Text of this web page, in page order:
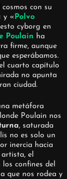
con su
y « Polvo
cyborg en
Poulain ha
firme, aunque
esperábamos.
cuarto capítulo
no apunta
ciudad.
metáfora
Poulain nos
, saturada
no es solo un
inercia hacia
el
confines del
que nos rodea y